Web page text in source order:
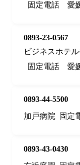
固定電話
愛
0893-23-0567
ビジネスホテ
固定電話
愛
0893-44-5500
加戸病院
固定
0893-43-0430